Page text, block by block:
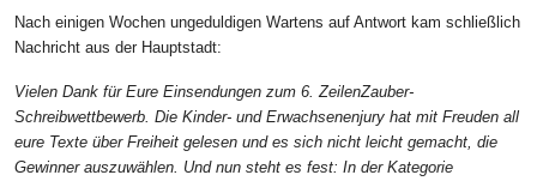
Nach einigen Wochen ungeduldigen Wartens auf Antwort kam schließlich
Nachricht aus der Hauptstadt:
Vielen Dank für Eure Einsendungen zum 6. ZeilenZauber-
Schreibwettbewerb. Die Kinder- und Erwachsenenjury hat mit Freuden all
eure Texte über Freiheit gelesen und es sich nicht leicht gemacht, die
Gewinner auszuwählen. Und nun steht es fest: In der Kategorie